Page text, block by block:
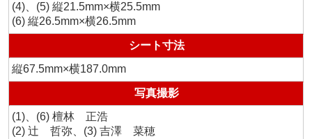
(4)、(5) 縦21.5mm×横25.5mm
(6) 縦26.5mm×横26.5mm
シート寸法
縦67.5mm×横187.0mm
写真撮影
(1)、(6) 檀林 正浩
(2) 辻 哲弥、(3) 吉澤 菜穂